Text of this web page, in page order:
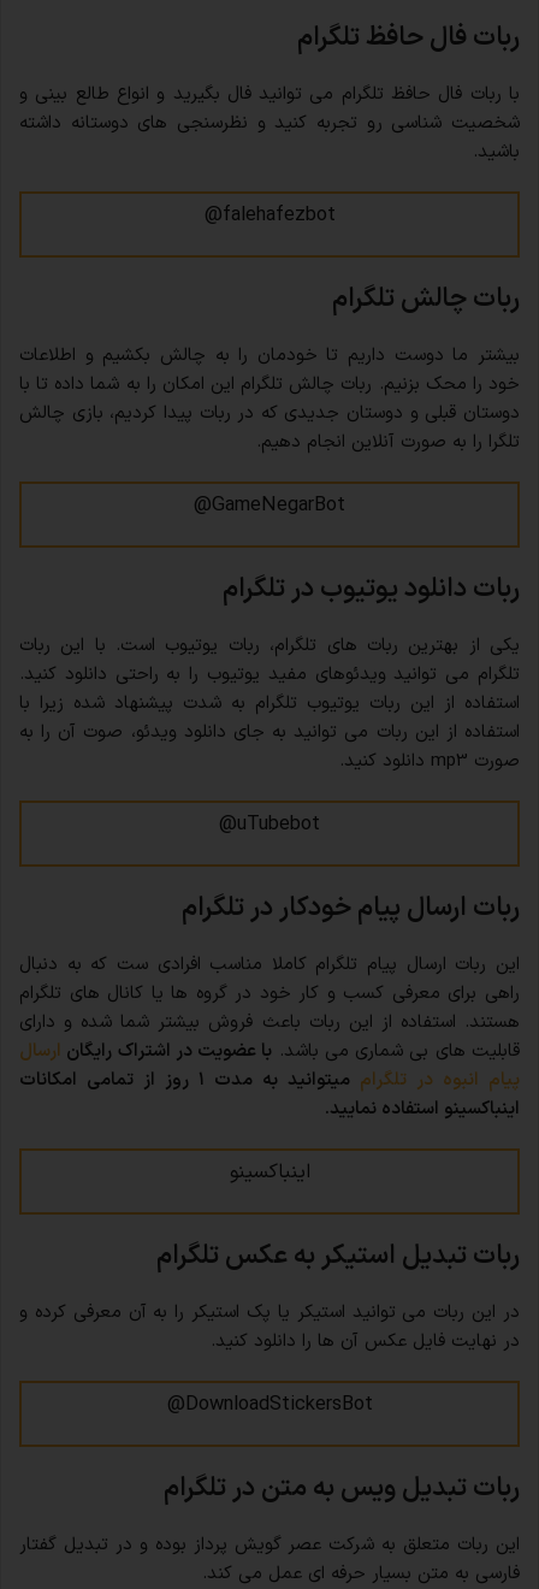
ربات فال حافظ تلگرام
با ربات فال حافظ تلگرام می توانید فال بگیرید و انواع طالع بینی و
شخصیت شناسی رو تجربه کنید و نظرسنجی های دوستانه داشته
باشید.
falehafezbot@
ربات چالش تلگرام
بیشتر ما دوست داریم تا خودمان را به چالش بکشیم و اطلاعات
خود را محک بزنیم. ربات چالش تلگرام این امکان را به شما داده تا با
دوستان قبلی و دوستان جدیدی که در ربات پیدا کردیم، بازی چالش
تلگرا را به صورت آنلاین انجام دهیم.
GameNegarBot@
ربات دانلود یوتیوب در تلگرام
یکی از بهترین ربات های تلگرام، ربات یوتیوب است. با این ربات
تلگرام می توانید ویدئوهای مفید یوتیوب را به راحتی دانلود کنید.
استفاده از این ربات یوتیوب تلگرام به شدت پیشنهاد شده زیرا با
استفاده از این ربات می توانید به جای دانلود ویدئو، صوت آن را به
صورت mp3 دانلود کنید.
uTubebot@
ربات ارسال پیام خودکار در تلگرام
این ربات ارسال پیام تلگرام کاملا مناسب افرادی ست که به دنبال
راهی برای معرفی کسب و کار خود در گروه ها یا کانال های تلگرام
هستند. استفاده از این ربات باعث فروش بیشتر شما شده و دارای
قابلیت های بی شماری می باشد. با عضویت در اشتراک رایگان ارسال
پیام انبوه در تلگرام
میتوانید به مدت ۱ روز از تمامی امکانات
اینباکسینو استفاده نمایید.
اینباکسینو
ربات تبدیل استیکر به عکس تلگرام
در این ربات می توانید استیکر یا پک استیکر را به آن معرفی کرده و
در نهایت فایل عکس آن ها را دانلود کنید.
DownloadStickersBot@
ربات تبدیل ویس به متن در تلگرام
این ربات متعلق به شرکت عصر گویش پرداز بوده و در تبدیل گفتار
فارسی به متن بسیار حرفه ای عمل می کند.